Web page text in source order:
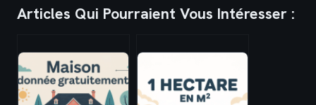
Articles Qui Pourraient Vous Intéresser :